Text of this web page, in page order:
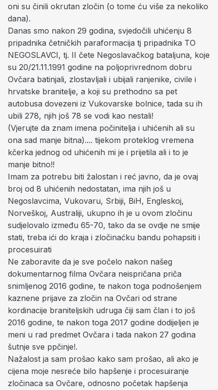
oni su činili okrutan zločin (o tome ću više za nekoliko
dana).
Danas smo nakon 29 godina, svjedočili uhićenju 8
pripadnika četničkih paraformacija tj pripadnika TO
NEGOSLAVCI, tj. II čete Negoslavačkog bataljuna, koje
su 20/21.11.1991 godine na poljoprivrednom dobru
Ovčara batinjali, zlostavljali i ubijali ranjenike, civile i
hrvatske branitelje, a koji su prethodno sa pet
autobusa dovezeni iz Vukovarske bolnice, tada su ih
ubili 278, njih još 78 se vodi kao nestali!
(Vjerujte da znam imena počinitelja i uhićenih ali su
ona sad manje bitna).... tijekom proteklog vremena
kčerka jednog od uhićenih mi je i prijetila ali i to je
manje bitno!!
Imam za potrebu biti žalostan i reć javno, da je ovaj
broj od 8 uhićenih nedostatan, ima njih još u
Negoslavcima, Vukovaru, Srbiji, BiH, Engleskoj,
Norveškoj, Australiji, ukupno ih je u ovom zločinu
sudjelovalo između 65-70, tako da se ovdje ne smije
stati, treba ići do kraja i zločinaćku bandu pohapsiti i
procesuirati
Ne zaboravite da je sve počelo nakon našeg
dokumentarnog filma Ovčara neispričana priča
snimljenog 2016 godine, te nakon toga podnošenjem
kaznene prijave za zločin na Ovčari od strane
kordinacije braniteljskih udruga čiji sam član i to još
2016 godine, te nakon toga 2017 godine dodijeljen je
meni u rad predmet Ovčara i tada nakon 27 godina
šutnje sve ppčinje!.
Nažalost ja sam prošao kako sam prošao, ali ako je
cijena moje nesreće bilo hapšenje i procesuiranje
zločinaca sa Ovčare, odnosno početak hapšenja